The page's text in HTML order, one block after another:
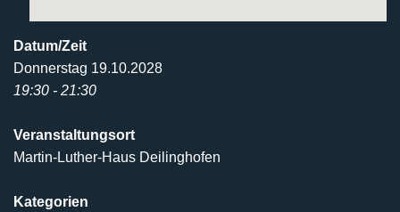
Datum/Zeit
Donnerstag 19.10.2028
19:30 - 21:30
Veranstaltungsort
Martin-Luther-Haus Deilinghofen
Kategorien